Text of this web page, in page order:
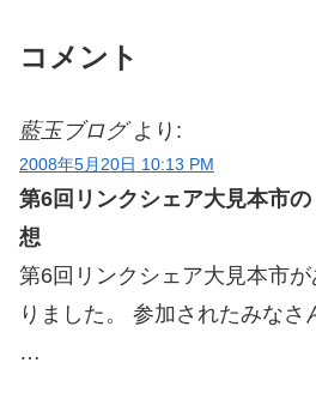
コメント
藍玉ブログ より:
2008年5月20日 10:13 PM
第6回リンクシェア大見本市
想
第6回リンクシェア大見本市
りました。 参加されたみなさ
…